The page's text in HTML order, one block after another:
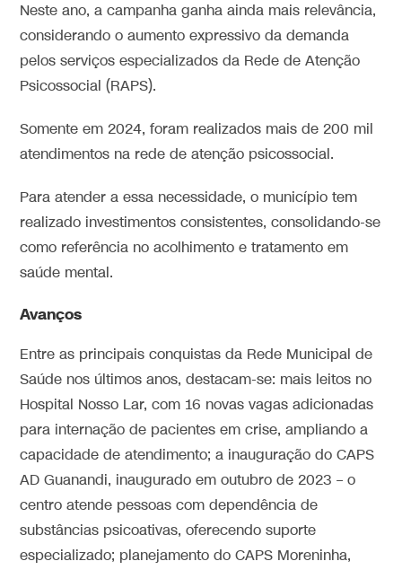
Neste ano, a campanha ganha ainda mais relevância,
considerando o aumento expressivo da demanda
pelos serviços especializados da Rede de Atenção
Psicossocial (RAPS).
Somente em 2024, foram realizados mais de 200 mil
atendimentos na rede de atenção psicossocial.
Para atender a essa necessidade, o município tem
realizado investimentos consistentes, consolidando-se
como referência no acolhimento e tratamento em
saúde mental.
Avanços
Entre as principais conquistas da Rede Municipal de
Saúde nos últimos anos, destacam-se: mais leitos no
Hospital Nosso Lar, com 16 novas vagas adicionadas
para internação de pacientes em crise, ampliando a
capacidade de atendimento; a inauguração do CAPS
AD Guanandi, inaugurado em outubro de 2023 – o
centro atende pessoas com dependência de
substâncias psicoativas, oferecendo suporte
especializado; planejamento do CAPS Moreninha,